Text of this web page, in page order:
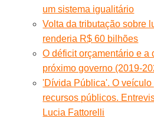
um sistema igualitário
Volta da tributação sobre
renderia R$ 60 bilhões
O déficit orçamentário e a
próximo governo (2019-
'Dívida Pública'. O veículo
recursos públicos.
Lucia Fattorelli